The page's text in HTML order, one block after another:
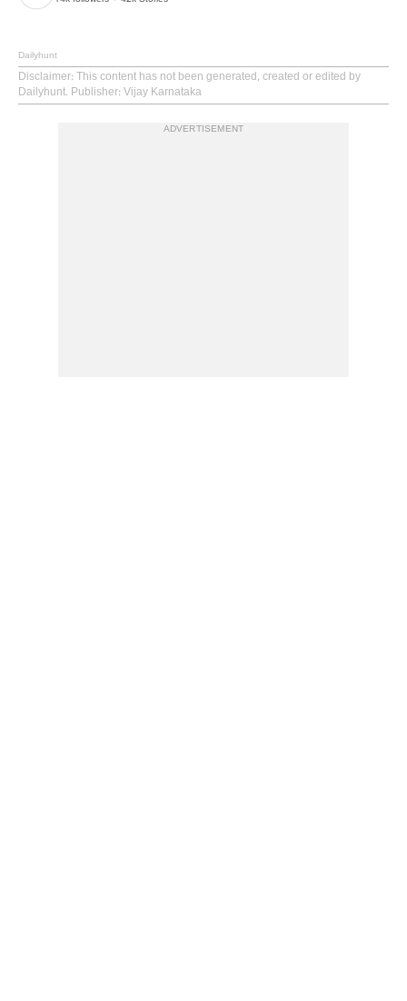
Dailyhunt
Disclaimer: This content has not been generated, created or edited by
Dailyhunt. Publisher: Vijay Karnataka
ADVERTISEMENT